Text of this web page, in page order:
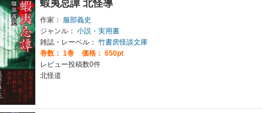
蝦夷忌譚 北怪導
作家：
服部義史
ジャンル： 小説・実用書
雑誌・レーベル： 竹書房怪談文庫
巻数： 1巻
価格： 650pt
レビュー投稿数0件
北怪道